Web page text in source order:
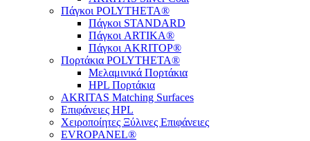
Πάγκοι POLYTHETA®
Πάγκοι STANDARD
Πάγκοι ARTIKA®
Πάγκοι AKRITOP®
Πορτάκια POLYTHETA®
Μελαμινικά Πορτάκια
HPL Πορτάκια
AKRITAS Matching Surfaces
Επιφάνειες HPL
Χειροποίητες Ξύλινες Επιφάνειες
EVROPANEL®